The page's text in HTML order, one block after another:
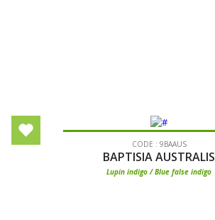
CODE : 9BAAUS
BAPTISIA AUSTRALIS
Lupin indigo / Blue false indigo